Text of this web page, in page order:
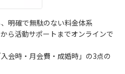
明確で無駄のない料金体系
ら活動サポートまでオンラインで
会時・月会費・成婚時」の3点の